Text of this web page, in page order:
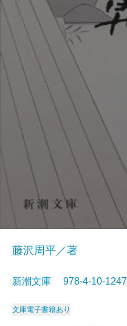
藤沢周平／著
新潮文庫 978-4-10-
文庫電子書籍あり